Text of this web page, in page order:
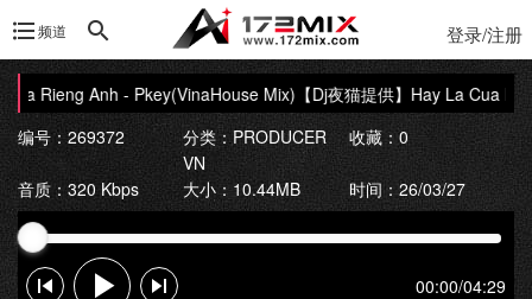
频道 登录/注册
Rieng Anh - Pkey(VinaHouse Mix)【Dj夜猫提供】Hay La Cua
编号：269372
分类：PRODUCER
VN
收藏：0
音质：320 Kbps 大小：10.44MB 时间：26/03/27
00:00/04:29